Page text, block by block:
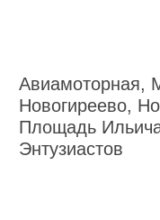
Авиамоторная,
Новогиреево,
Площадь
Энтузиастов